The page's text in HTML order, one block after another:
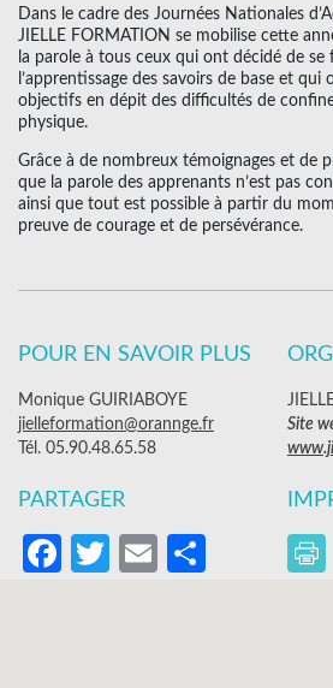
Dans le cadre des Journées Nationales
JIELLE FORMATION se mobilise cette
la parole à tous ceux qui ont décidé de se
l’apprentissage des savoirs de base et
objectifs en dépit des difficultés de
physique.
Grâce à de nombreux témoignages et de
que la parole des apprenants n’est pas
ainsi que tout est possible à partir du
preuve de courage et de persévérance.
POUR EN SAVOIR PLUS
Monique GUIRIABOYE
jielleformation@orannge.fr
Tél. 05.90.48.65.58
Site
PARTAGER
Facebook
Twitter
EmailPartager